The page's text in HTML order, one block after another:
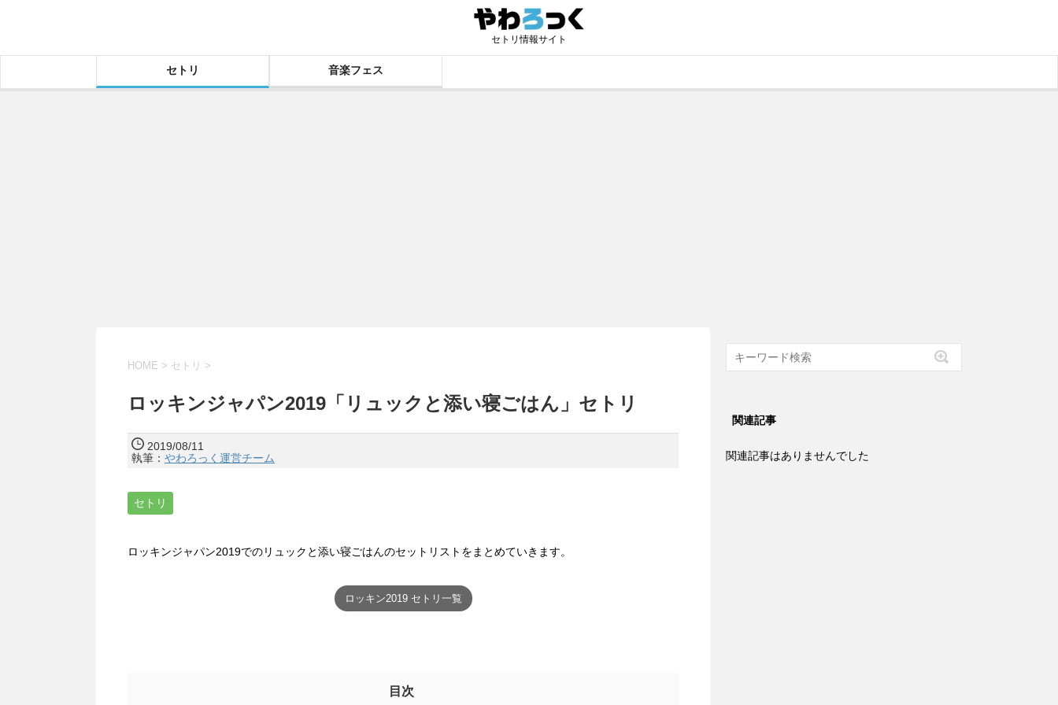
セトリ情報サイト
セトリ 音楽フェス
HOME > セトリ >
ロッキンジャパン2019「リュックと添い寝ごはん」セトリ
2019/08/11
執筆： やわろっく運営チーム
セトリ
ロッキンジャパン2019でのリュックと添い寝ごはんのセットリストをまとめていきます。
ロッキン2019 セトリ一覧
目次
関連記事
関連記事はありませんでした